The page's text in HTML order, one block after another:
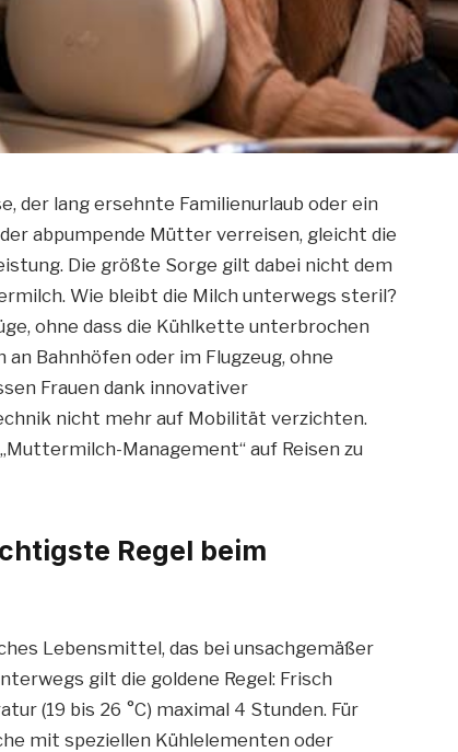
der lang ersehnte Familienurlaub oder ein
abpumpende Mütter verreisen, gleicht die
Die größte Sorge gilt dabei nicht dem
Wie bleibt die Milch unterwegs steril?
ohne dass die Kühlkette unterbrochen
Bahnhöfen oder im Flugzeug, ohne
Frauen dank innovativer
nicht mehr auf Mobilität verzichten.
Management“ auf Reisen zu
Regel beim
Lebensmittel, das bei unsachgemäßer
gilt die goldene Regel: Frisch
(19 bis 26 °C) maximal 4 Stunden. Für
mit speziellen Kühlelementen oder